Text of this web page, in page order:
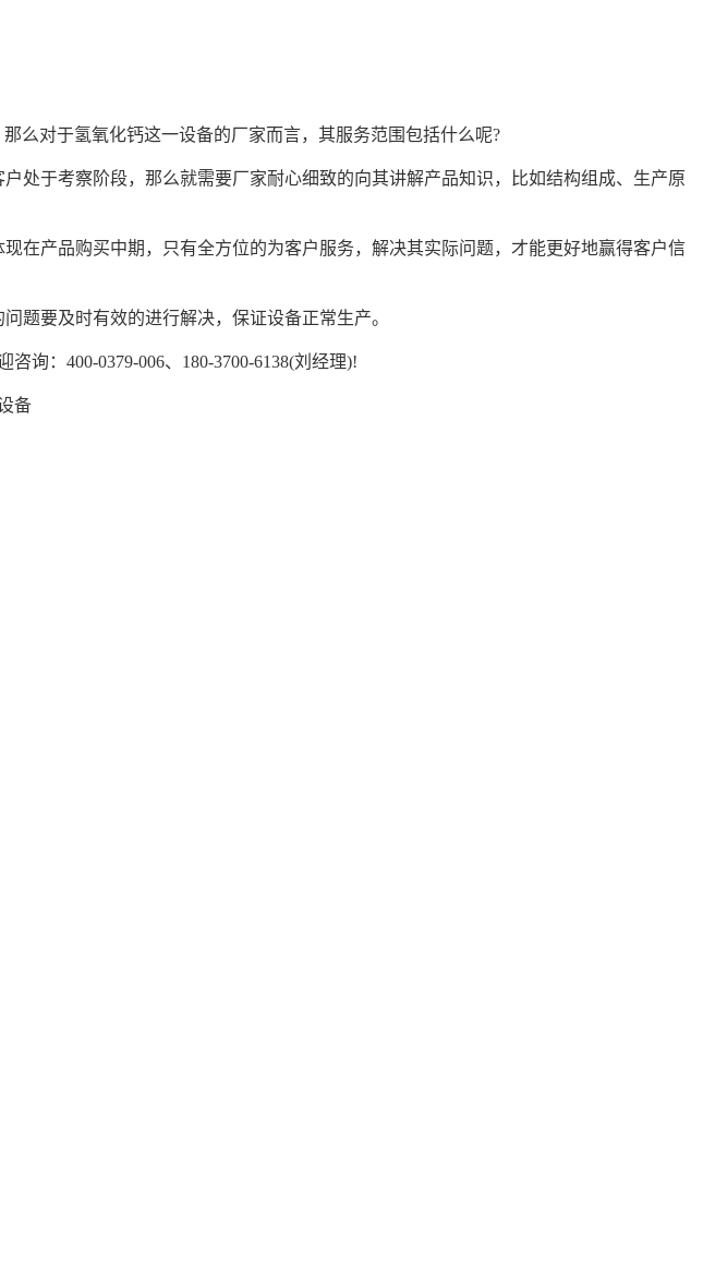
么对于氢氧化钙这一设备的厂家而言，其服务范围包括什么呢?
于考察阶段，那么就需要厂家耐心细致的向其讲解产品知识，比如结构组成、生产原
产品购买中期，只有全方位的为客户服务，解决其实际问题，才能更好地赢得客户信
要及时有效的进行解决，保证设备正常生产。
：400-0379-006、180-3700-6138(刘经理)!